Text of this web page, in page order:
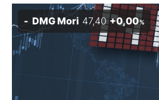
Experten
Mein B:O
Mein Konto
DMG Mori 47,40 +0,00%